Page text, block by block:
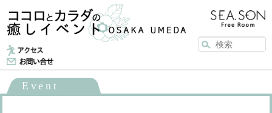
メインコンテンツへ移動
Event